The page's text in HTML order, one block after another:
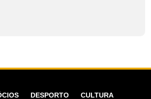
DESPORTO
CULTURA